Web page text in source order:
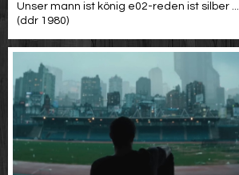
Unser mann ist könig e02-reden ist silber ...
(ddr 1980)